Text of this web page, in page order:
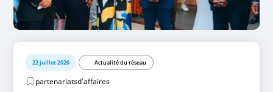
22 juillet 2026 Actualité du réseau
partenariatsd'affaires